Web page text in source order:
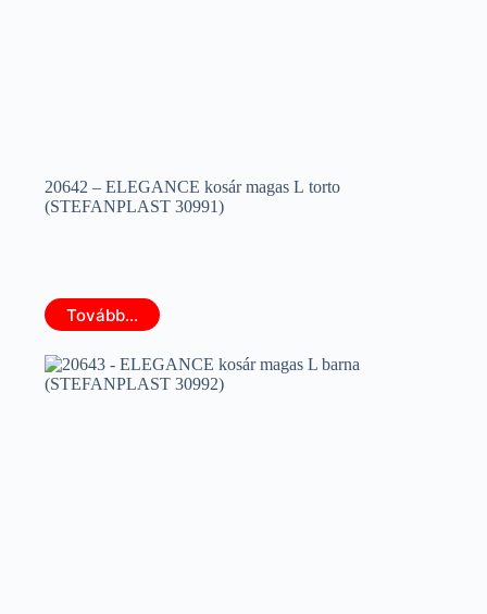
20642 – ELEGANCE kosár magas L torto
(STEFANPLAST 30991)
Tovább...